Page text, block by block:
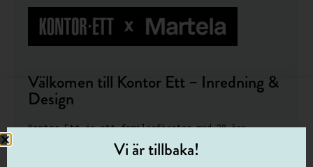
Välkomen till Kontor Ett – Inredning &
Design
Kontor Ett är ett familjeföretag med 30-års
Vi är tillbaka!